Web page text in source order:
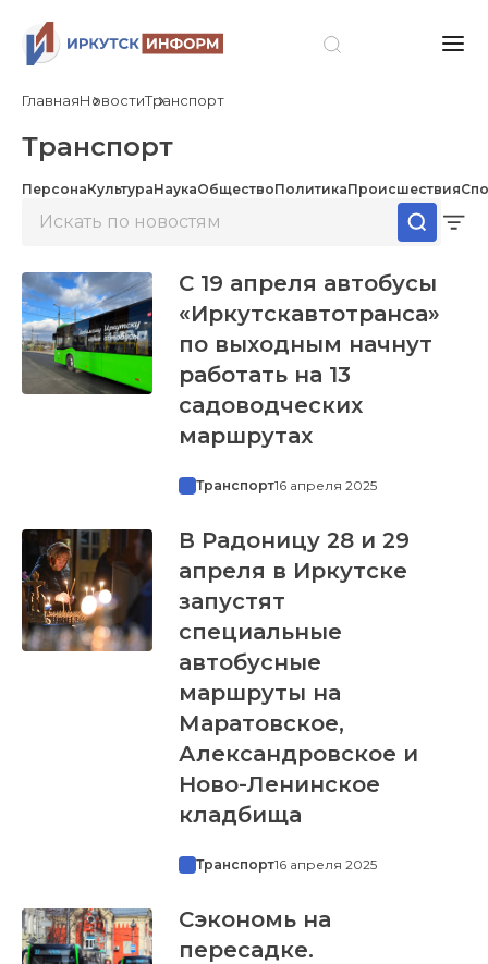
ГлавнаяНовостиТранспорт
Транспорт
ПерсонаКультураНаукаОбществоПолитикаПроисшествия
С 19 апреля автобусы
«Иркутскавтотранса»
по выходным начнут
работать на 13
садоводческих
маршрутах
Транспорт16 апреля 2025
В Радоницу 28 и 29
апреля в Иркутске
запустят
специальные
автобусные
маршруты на
Маратовское,
Александровское и
Ново-Ленинское
кладбища
Транспорт16 апреля 2025
Сэкономь на
пересадке.